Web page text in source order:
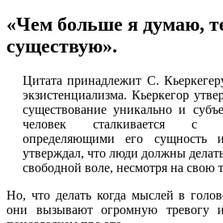
«Чем больше я думаю,
существую».
Цитата принадлежит С.
экзистенциализма. Кьеркегор
существование уникально и
человек сталкивается с
определяющими его
утверждал, что люди должны
свободной воле, несмотря на свою
Но, что делать когда мыслей в
они вызывают огромную тревогу